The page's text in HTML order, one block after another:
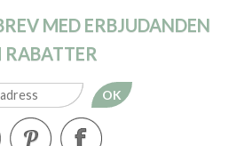
MED ERBJUDANDEN
RABATTER
OK